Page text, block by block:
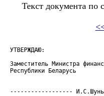
Текст документа по